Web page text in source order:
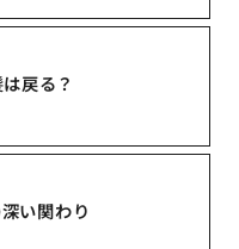
戻る？
い関わり